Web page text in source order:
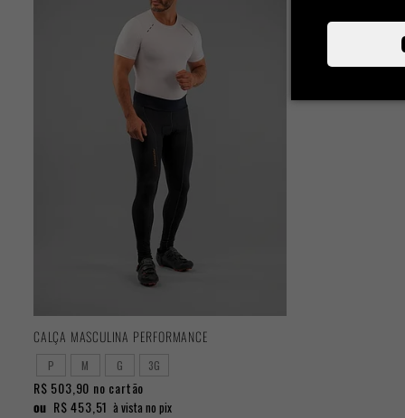
CALÇA MASCULINA PERFORMANCE
P M G 3G
R$ 503,90 no cartão
ou R$ 453,51 à vista no pix